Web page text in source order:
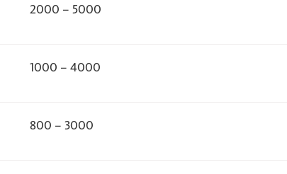
2000 – 5000
1000 – 4000
800 – 3000